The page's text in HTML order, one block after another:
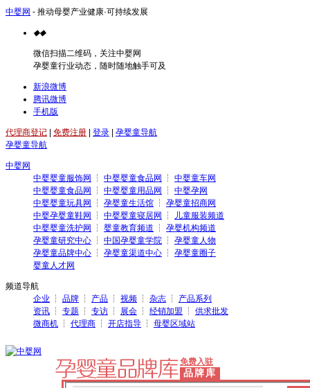
中婴网 - 推动母婴产业健康·可持续发展
◆◆
微信扫描二维码，关注中婴网
孕婴童行业动态，随时随地触手可及
新浪微博
腾讯微博
手机版
代理商登记 免费注册 登录
孕婴童导航
孕婴童导航
中婴网
中婴婴童服饰网
┆ 中婴婴童食品网 ┆ 中婴童车网
中婴婴童食品网
┆ 中婴婴童用品网 ┆ 中婴孕网
中婴婴童玩具网
┆ 孕婴童生活馆 ┆ 孕婴童招商网
中婴孕婴童鞋网
┆ 中婴婴童寝居网 ┆
儿童服装频道
中婴婴童洗护网
┆ 婴童教育频道 ┆ 孕婴机构频道
孕婴童研究中心 ┆ 中国孕婴童学院 ┆ 孕婴童人物
孕婴童品牌中心 ┆ 孕婴童渠道中心 ┆ 孕婴童圈子
婴童人才网
频道导航
企业 ┆ 品牌 ┆ 产品 ┆ 视频 ┆ 杂志 ┆ 产品系列
资讯 ┆ 专题 ┆ 专访 ┆ 展会 ┆ 经销加盟 ┆ 供求批发
微商机 ┆ 代理商 ┆ 开店指导 ┆ 母婴区域站
免费入驻
品牌库